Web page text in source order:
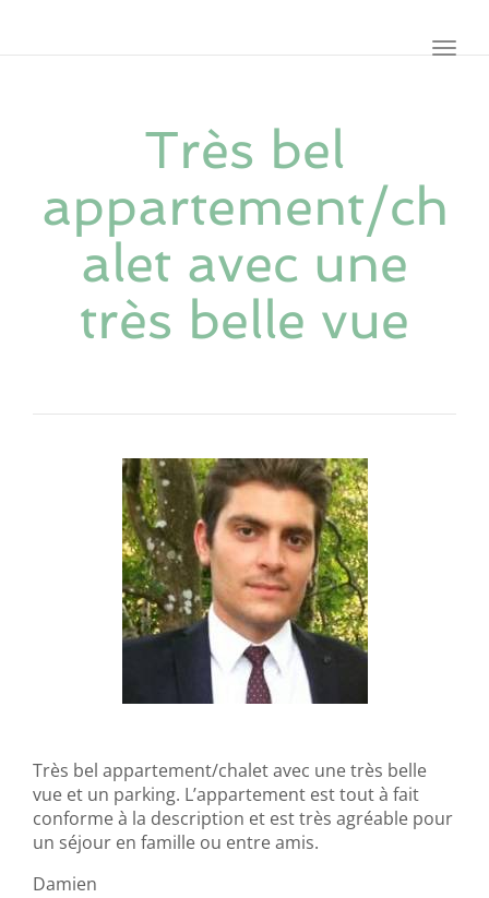
Très bel
appartement/ch
alet avec une
très belle vue
Très bel appartement/chalet avec une très belle
vue et un parking. L’appartement est tout à fait
conforme à la description et est très agréable pour
un séjour en famille ou entre amis.
Damien